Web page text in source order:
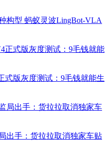
构型 蚂蚁灵波LingBot-VLA
式版灰度测试：9毛钱就能生
出手：货拉拉取消独家车贴